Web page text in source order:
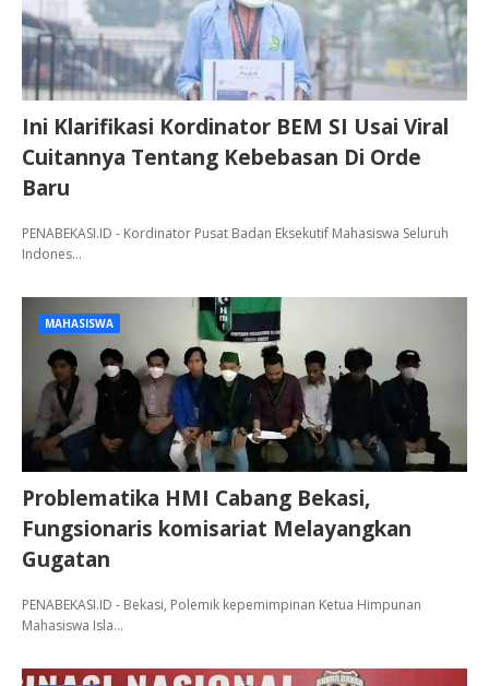
Ini Klarifikasi Kordinator BEM SI Usai Viral
Cuitannya Tentang Kebebasan Di Orde
Baru
PENABEKASI.ID - Kordinator Pusat Badan Eksekutif Mahasiswa Seluruh
Indones…
MAHASISWA
Problematika HMI Cabang Bekasi,
Fungsionaris komisariat Melayangkan
Gugatan
PENABEKASI.ID - Bekasi, Polemik kepemimpinan Ketua Himpunan
Mahasiswa Isla…